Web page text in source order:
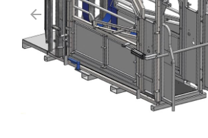
Zurück
arrow_backward